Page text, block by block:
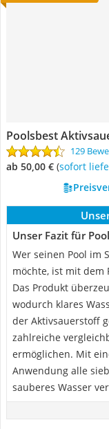
Poolsbest
129
ab 50,00 € ( Sofort
Unser Fazit für
Wer seinen Pool im
möchte, ist mit dem
Das Produkt
wodurch klares
der Aktivsauerstoff
zahlreiche
ermöglichen. Mit
Anwendung alle
sauberes Wasser